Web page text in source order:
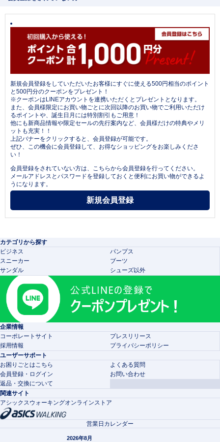
新規会員登録をしていただいたお客様にすぐに使える500円相当のポイント
と500円分のクーポンをプレゼント！
※クーポンはLINEアカウントを連携いただくとプレゼントとなります。
また、会員様限定にお買い物ごとに次回以降のお買い物でご利用いただけ
るポイントや、誕生日月には特別割引もご用意！
他にも新商品情報や限定セールの先行案内など、会員様だけの特典やメリ
ットも充実！！
上記バナーをクリックすると、会員登録が可能です。
ぜひ、この機会に会員登録して、お得なショッピングをお楽しみくださ
い！
会員登録をされていない方は、こちらから会員登録を行ってください。
メールアドレスとパスワードを登録しておくと便利にお買い物ができるよ
うになります。
カテゴリから探す
ビジネス
パンプス
スニーカー
ブーツ
サンダル
シューズ以外
企業情報
コーポレートサイト
プレスリリース
採用情報
プライバシーポリシー
ユーザーサポート
お困りごとはこちら
よくある質問
会員登録・ログイン
お問い合わせ
返品・交換について
関連サイト
アシックスウォーキングオンラインストア
営業日カレンダー
2026年8月